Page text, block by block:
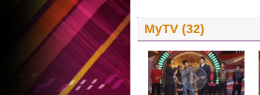
MyTV (32)